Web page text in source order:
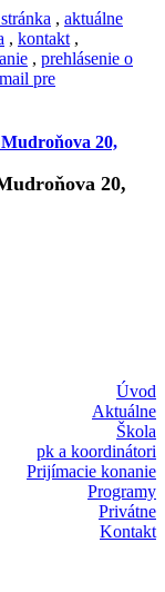
, aktuálne
, kontakt ,
, prehlásenie o
pre
20,
Úvod
Aktuálne
Škola
pk a koordinátori
Prijímacie konanie
Programy
Privátne
Kontakt